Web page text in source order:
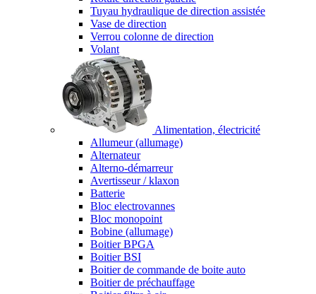
Tuyau hydraulique de direction assistée
Vase de direction
Verrou colonne de direction
Volant
Alimentation, électricité
Allumeur (allumage)
Alternateur
Alterno-démarreur
Avertisseur / klaxon
Batterie
Bloc electrovannes
Bloc monopoint
Bobine (allumage)
Boitier BPGA
Boitier BSI
Boitier de commande de boite auto
Boitier de préchauffage